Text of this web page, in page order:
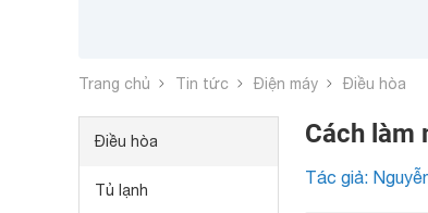
Trang chủ Tin tức Điện máy Điều hòa
Điều hòa
Tủ lạnh
Cách làm
Tác giả: